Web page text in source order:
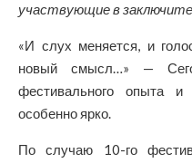
участвующие в
«И слух меняется, и
новый смысл…» —
фестивального опыта
особенно ярко.
По случаю 10-го